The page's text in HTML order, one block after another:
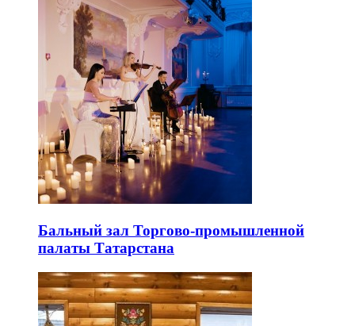
Бальный зал Торгово-промышленной
палаты Татарстана